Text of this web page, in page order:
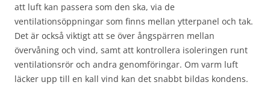
att luft kan passera som den ska, via de
ventilationsöppningar som finns mellan ytterpanel och tak.
Det är också viktigt att se över ångspärren mellan
övervåning och vind, samt att kontrollera isoleringen runt
ventilationsrör och andra genomföringar. Om varm luft
läcker upp till en kall vind kan det snabbt bildas kondens.